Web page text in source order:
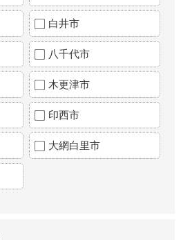
白井市
八千代市
木更津市
印西市
大網白里市